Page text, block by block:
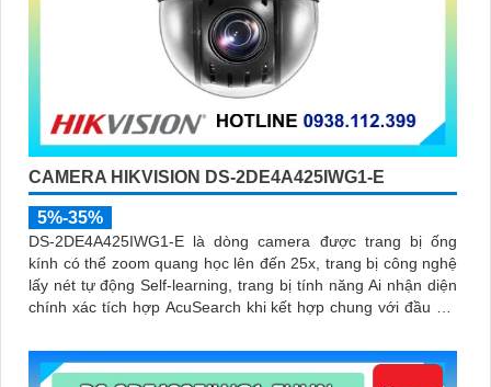
CAMERA HIKVISION DS-2DE4A425IWG1-E
5%-35%
DS-2DE4A425IWG1-E là dòng camera được trang bị ống
kính có thể zoom quang học lên đến 25x, trang bị công nghệ
lấy nét tự động Self-learning, trang bị tính năng Ai nhận diện
chính xác tích hợp AcuSearch khi kết hợp chung với đầu ghi